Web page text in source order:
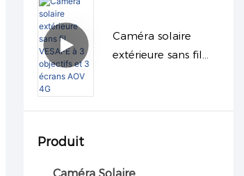
Caméra solaire
extérieure sans fil
Produit